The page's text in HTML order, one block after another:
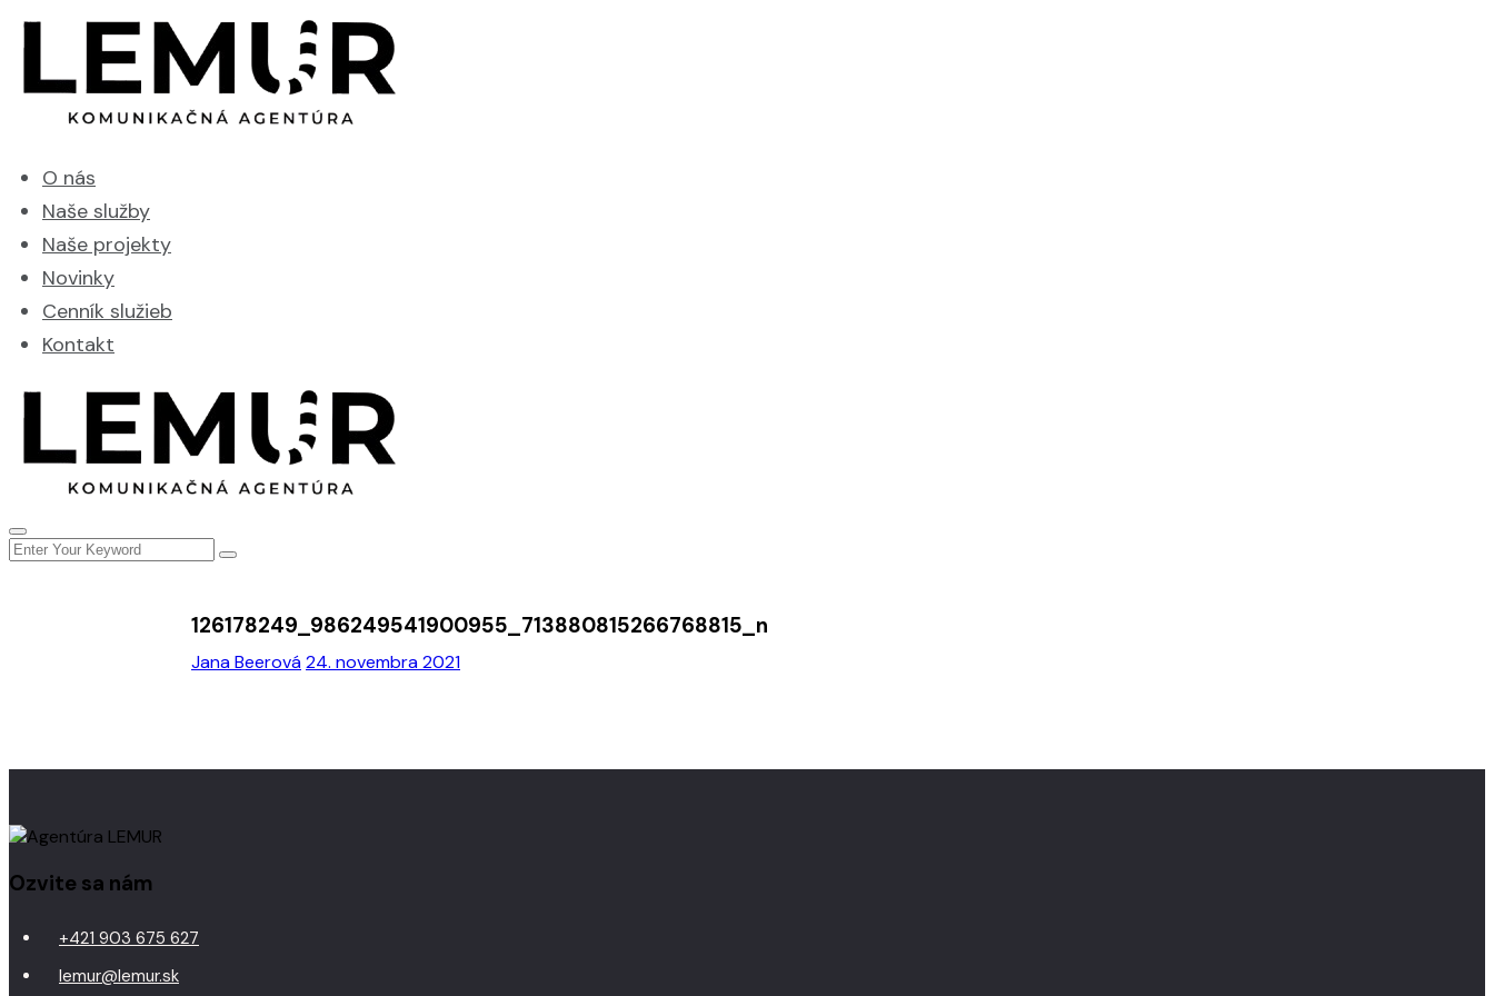
O nás
Naše služby
Naše projekty
Novinky
Cenník služieb
Kontakt
Jana Beerová24. novembra 2021
126178249_986249541900955_713880815266768815_n
Ozvite sa nám
+421 903 675 627
lemur@lemur.sk